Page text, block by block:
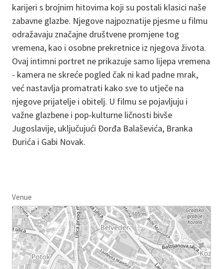
karijeri s brojnim hitovima koji su postali klasici naše
zabavne glazbe. Njegove najpoznatije pjesme u filmu
odražavaju značajne društvene promjene tog
vremena, kao i osobne prekretnice iz njegova života.
Ovaj intimni portret ne prikazuje samo lijepa vremena
- kamera ne skreće pogled čak ni kad padne mrak,
već nastavlja promatrati kako sve to utječe na
njegove prijatelje i obitelj. U filmu se pojavljuju i
važne glazbene i pop-kulturne ličnosti bivše
Jugoslavije, uključujući Đorđa Balaševića, Branka
Đurića i Gabi Novak.
Venue